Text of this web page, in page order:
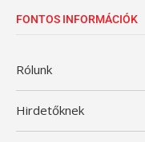
FONTOS INFORMÁCIÓK
Rólunk
Hirdetőknek